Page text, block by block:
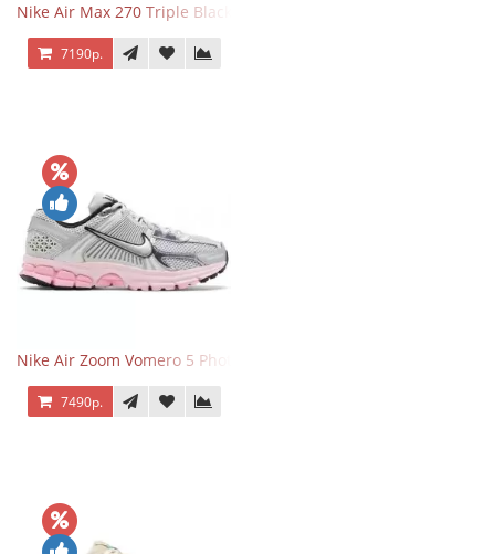
Nike Air Max 270 Triple Black
7190р.
Nike Air Zoom Vomero 5 Photon Dust Pink Foam
7490р.